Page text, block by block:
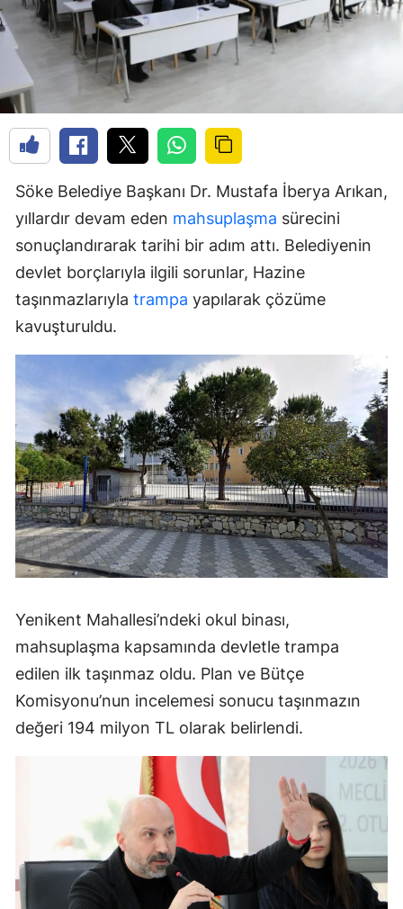
Söke Belediye Başkanı Dr. Mustafa İberya Arıkan,
yıllardır devam eden mahsuplaşma sürecini
sonuçlandırarak tarihi bir adım attı. Belediyenin
devlet borçlarıyla ilgili sorunlar, Hazine
taşınmazlarıyla trampa yapılarak çözüme
kavuşturuldu.
Yenikent Mahallesi’ndeki okul binası,
mahsuplaşma kapsamında devletle trampa
edilen ilk taşınmaz oldu. Plan ve Bütçe
Komisyonu’nun incelemesi sonucu taşınmazın
değeri 194 milyon TL olarak belirlendi.